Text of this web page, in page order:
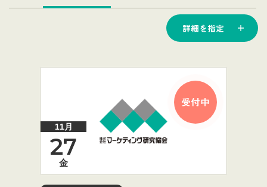
詳細を指定
受付中
11月
27
金